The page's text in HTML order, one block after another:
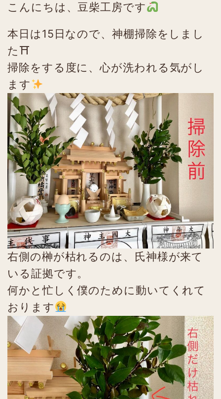
こんにちは、豆柴工房です
本日は15日なので、神棚掃除をしまし
た⛩
掃除をする度に、心が洗われる気がし
ます
右側の榊が枯れるのは、氏神様が来て
いる証拠です。
何かと忙しく僕のために動いてくれて
おります